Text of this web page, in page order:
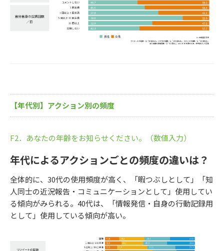
【年代別】アクション別の頻度
F2．あなたの年齢をお知らせください。（数値入力）
年代によるアクションごとの頻度の違いは？
全体的に、30代の使用頻度が高く、「暇つぶしとして」「知
人同士の近況報告・コミュニケーションとして」使用してい
る傾向がみられる。40代は、「情報発信・自身の行動記録用
として」使用している傾向が高い。